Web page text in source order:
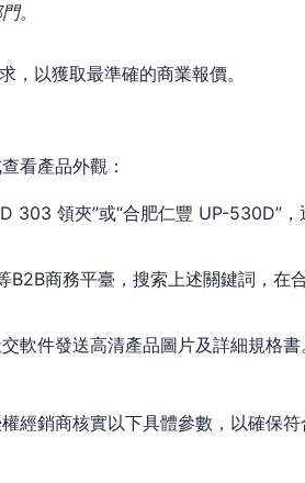
。
，以獲取最準確的商業報價。
看產品外觀：
303 領夾”或“合肥仁豐 UP-530D”
B2B商務平臺，搜索上述關鍵詞，
軟件發送高清產品圖片及詳細規格書
經銷商核實以下具體參數，以確保